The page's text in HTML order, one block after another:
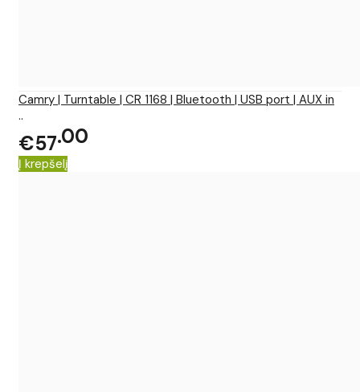
Camry | Turntable | CR 1168 | Bluetooth | USB port | AUX in
..
€57 00
Į krepšelį